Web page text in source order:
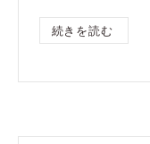
続きを読む